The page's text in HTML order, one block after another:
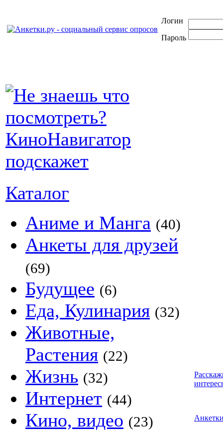
Логин
Пароль
Каталог
Аниме и Манга (40)
Анкеты для друзей
(69)
Будущее (6)
Еда, Кулинария (32)
Животные,
Растения (22)
Жизнь (32)
Интернет (44)
Кино, видео (23)